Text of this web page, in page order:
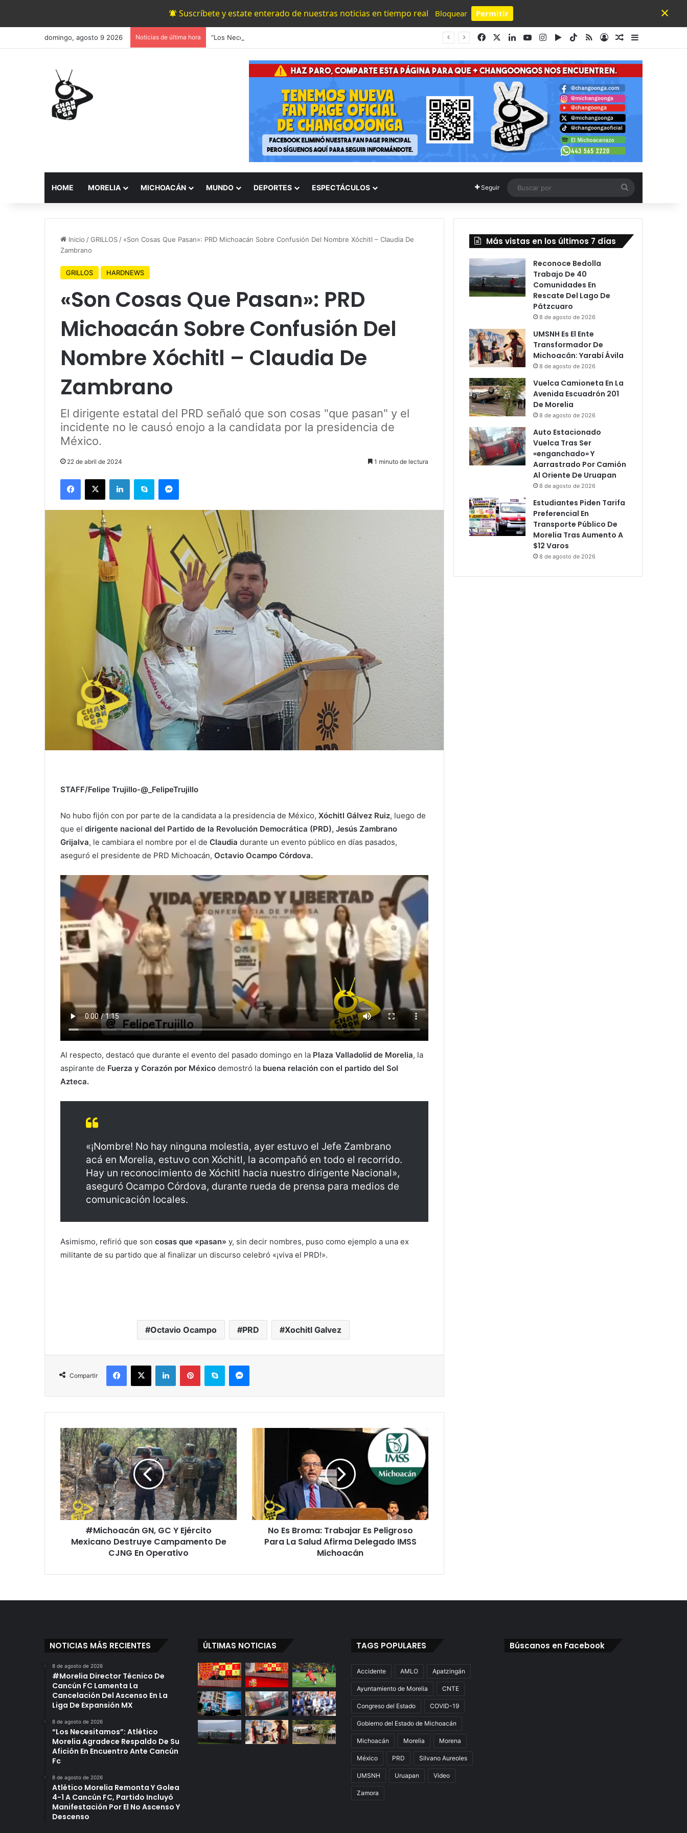
Suscríbete y estate enterado de nuestras noticias en tiempo real Bloquear Permitir
Powered by SendPulse
×
domingo, agosto 9 2026 Noticias de última hora FacebookLinkedInYouTubeInstagram
Google Play
TikTok
RSSAccesoPublicación al
Barra lateral
HOME MORELIA MICHOACÁN MUNDO DEPORTES ESPECTÁCULOS Seguir
por
Inicio /GRILLOS / «Son Cosas Que Pasan»: PRD Michoacán Sobre Confusión Del Nombre Xóchitl – Claudia De
Zambrano
GRILLOS HARDNEWS
«Son Cosas Que Pasan»: PRD
Michoacán Sobre Confusión Del
Nombre Xóchitl – Claudia De
Zambrano
El dirigente estatal del PRD señaló que son cosas "que pasan" y el
incidente no le causó enojo a la candidata por la presidencia de
México.
22 de abril de 2024 1 minuto de lectura
Facebook
X LinkedInSkype Messenger
STAFF/Felipe Trujillo-@_FelipeTrujillo
No hubo fijón con por parte de la candidata a la presidencia de México, Xóchitl Gálvez Ruiz, luego de
que el dirigente nacional del Partido de la Revolución Democrática (PRD), Jesús Zambrano
Grijalva, le cambiara el nombre por el de Claudia durante un evento público en días pasados,
aseguró el presidente de PRD Michoacán, Octavio Ocampo Córdova.
Al respecto, destacó que durante el evento del pasado domingo en la Plaza Valladolid de Morelia, la
aspirante de Fuerza y Corazón por México demostró la buena relación con el partido del Sol
Azteca.
«¡Nombre! No hay ninguna molestia, ayer estuvo el Jefe Zambrano
acá en Morelia, estuvo con Xóchitl, la acompañó en todo el recorrido.
Hay un reconocimiento de Xóchitl hacia nuestro dirigente Nacional»,
aseguró Ocampo Córdova, durante rueda de prensa para medios de
comunicación locales.
Asimismo, refirió que son cosas que «pasan» y, sin decir nombres, puso como ejemplo a una ex
militante de su partido que al finalizar un discurso celebró «¡viva el PRD!».
Octavio Ocampo PRD Xochitl Galvez
Compartir
Facebook
X LinkedInPinterestSkype Messenger
#Michoacán
GN,
GC
Y
Ejército
Mexicano
Destruye
Campamento
De
#Michoacán GN, GC Y Ejército
Mexicano Destruye Campamento De
CJNG En Operativo
Trabajar
Peligroso
Para
Salud
Afirma
Delegado
No Es Broma: Trabajar Es Peligroso
Para La Salud Afirma Delegado IMSS
Michoacán
Más vistas en los últimos 7 días
Reconoce Bedolla
Trabajo De 40
Comunidades En
Rescate Del Lago De
Pátzcuaro
8 de agosto de 2026
UMSNH Es El Ente
Transformador De
Michoacán: Yarabí Ávila
8 de agosto de 2026
Vuelca Camioneta En La
Avenida Escuadrón 201
De Morelia
8 de agosto de 2026
Auto Estacionado
Vuelca Tras Ser
«enganchado» Y
Aarrastrado Por Camión
Al Oriente De Uruapan
8 de agosto de 2026
Estudiantes Piden Tarifa
Preferencial En
Transporte Público De
Morelia Tras Aumento A
$12 Varos
8 de agosto de 2026
NOTICIAS MÁS RECIENTES
8 de agosto de 2026
#Morelia Director Técnico De
Cancún FC Lamenta La
Cancelación Del Ascenso En La
Liga De Expansión MX
8 de agosto de 2026
“Los Necesitamos”: Atlético
Morelia Agradece Respaldo De Su
Afición En Encuentro Ante Cancún
Fc
8 de agosto de 2026
Atlético Morelia Remonta Y Golea
4-1 A Cancún FC, Partido Incluyó
Manifestación Por El No Ascenso Y
Descenso
ÚLTIMAS NOTICIAS TAGS POPULARES
Accidente AMLO Apatzingán
Ayuntamiento de Morelia CNTE
Congreso del Estado COVID-19
Gobierno del Estado de Michoacán
Michoacán Morelia Morena
México PRD Silvano Aureoles
UMSNH Uruapan Video
Zamora
Búscanos en Facebook